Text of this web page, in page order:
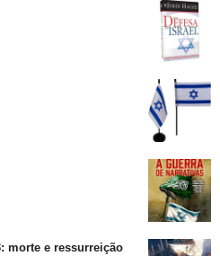
morte e ressurreição